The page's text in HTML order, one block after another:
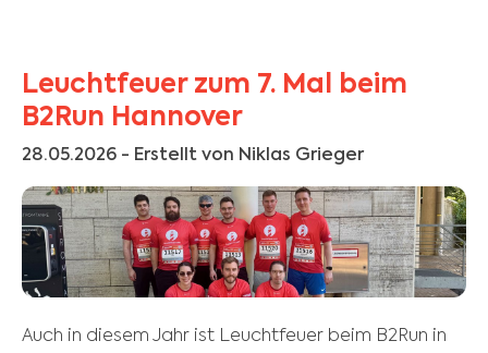
Leuchtfeuer zum 7. Mal beim
B2Run Hannover
28.05.2026 - Erstellt von Niklas Grieger
Auch in diesem Jahr ist Leuchtfeuer beim B2Run in